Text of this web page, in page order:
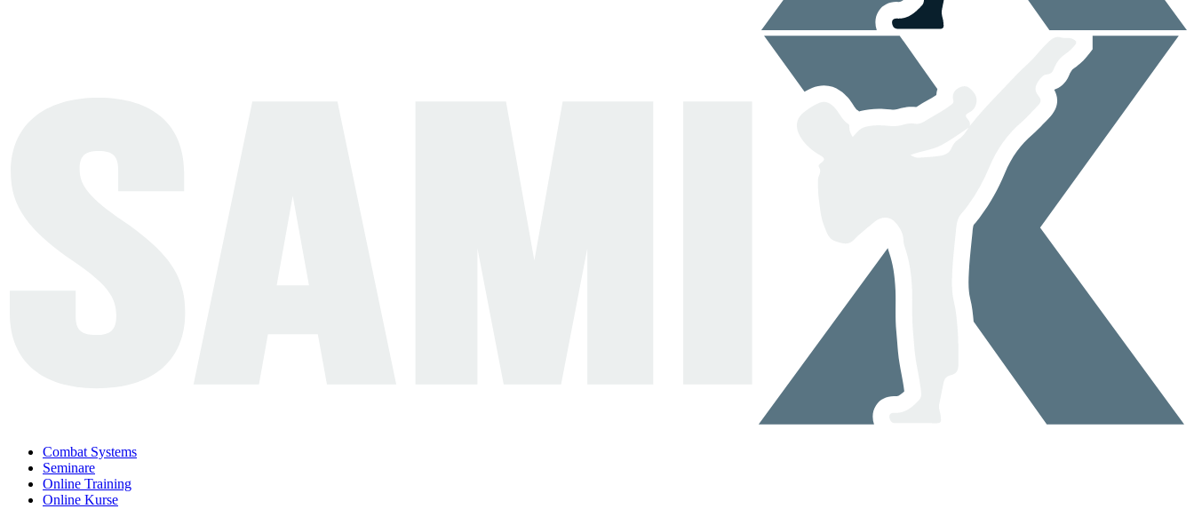
Combat Systems
Seminare
Online Training
Online Kurse